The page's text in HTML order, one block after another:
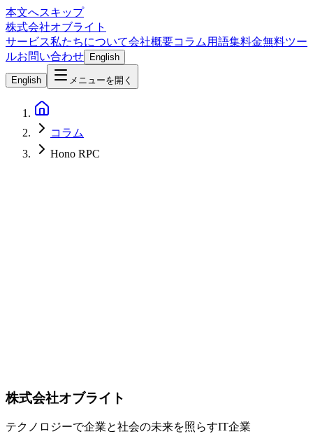
本文へスキップ
株式会社オブライト
サービス私たちについて会社概要コラム 用語集料金無料ツー
ルお問い合わせ English
English メニューを開く
コラム
Hono RPC
Hono
Hono RPC
株式会社オブライト
テクノロジーで企業と社会の未来を照らすIT企業